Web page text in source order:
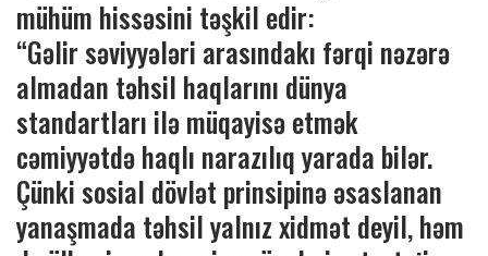
mühüm hissəsini təşkil edir:
“Gəlir səviyyələri arasındakı fərqi nəzərə
almadan təhsil haqlarını dünya
standartları ilə müqayisə etmək
cəmiyyətdə haqlı narazılıq yarada bilər.
Çünki sosial dövlət prinsipinə əsaslanan
yanaşmada təhsil yalnız xidmət deyil, həm